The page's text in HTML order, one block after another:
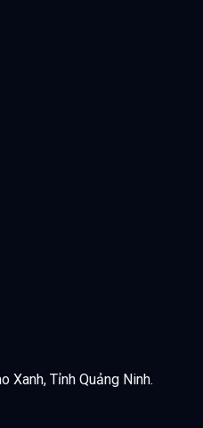
Xanh, Tỉnh Quảng Ninh.